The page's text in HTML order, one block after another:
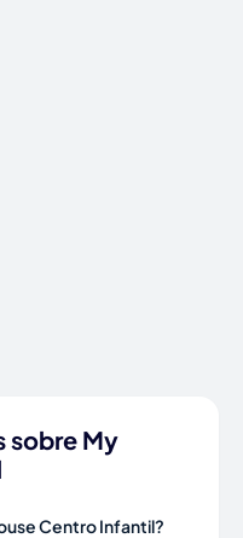
sobre My
Centro Infantil?